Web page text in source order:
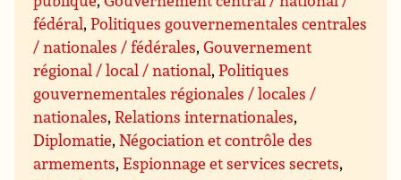
fédéral,Politiques gouvernementales centrales
/ nationales / fédérales,Gouvernement
régional / local / national,Politiques
gouvernementales régionales / locales /
nationales,Relations internationales,
Diplomatie,Négociation et contrôle des
armements,Espionnage et services secrets,